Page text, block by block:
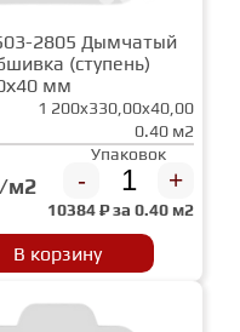
2805 Дымчатый
(ступень)
мм
1 200x330,00x40,00
0.40 м2
м2
Упаковок
- +
10384₽ за0.40 м2
В корзину